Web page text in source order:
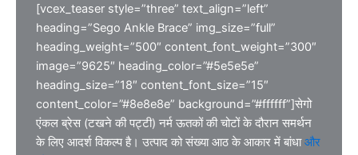
[vcex_teaser style=”three” text_align=”left”
heading=”Sego Ankle Brace” img_size=”full”
heading_weight=”500″ content_font_weight=”300″
image=”9625″ heading_color=”#5e5e5e”
heading_size=”18″ content_font_size=”15″
content_color=”#8e8e8e” background=”#ffffff”]सेगो
एंकल ब्रेस (टखने की पट्टी) नर्म ऊतकों की चोटों के दौरान समर्थन
के लिए आदर्श विकल्प है। उत्पाद को संख्या आठ के आकार में बांधाऔर